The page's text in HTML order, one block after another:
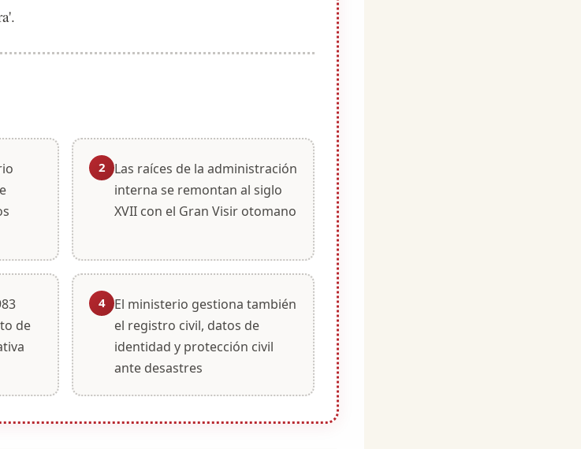
2
Las raíces de la administración
interna se remontan al siglo
XVII con el Gran Visir otomano
de
4
El ministerio gestiona también
el registro civil, datos de
identidad y protección civil
ante desastres